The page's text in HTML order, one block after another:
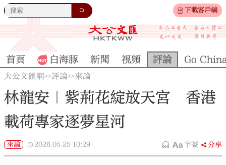
下載客戶端
首頁 白海豚 新聞 視頻 評論 Go
大公文匯網>>評論>>來論
林龍安｜紫荊花綻放天宮 香港
載荷專家逐夢星河
來論 2026.05.25 10:29 字號 分享